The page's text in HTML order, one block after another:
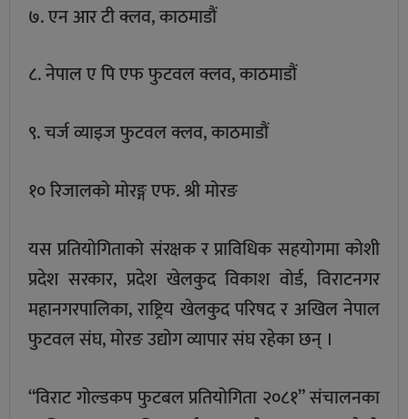
७. एन आर टी क्लव, काठमाडौं
८. नेपाल ए पि एफ फुटवल क्लव, काठमाडौं
९. चर्ज व्याइज फुटवल क्लव, काठमाडौं
१० रिजालको मोरङ्ग एफ. श्री मोरङ
यस प्रतियोगिताको संरक्षक र प्राविधिक सहयोगमा कोशी
प्रदेश सरकार, प्रदेश खेलकुद विकाश वोर्ड, विराटनगर
महानगरपालिका, राष्ट्रिय खेलकुद परिषद र अखिल नेपाल
फुटवल संघ, मोरङ उद्योग व्यापार संघ रहेका छन् ।
“विराट गोल्डकप फुटबल प्रतियोगिता २०८१” संचालनका